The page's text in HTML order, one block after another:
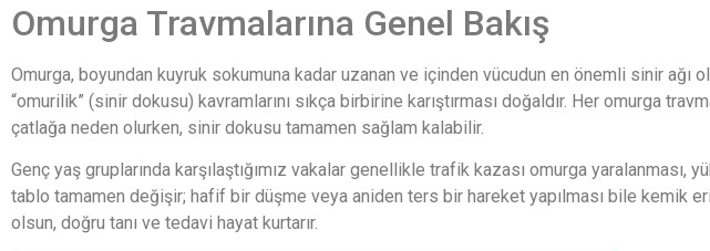
Omurga Travmalarına Genel Bakış
Omurga, boyundan kuyruk sokumuna kadar uzanan ve içinden vücudun en önemli sinir ağı
“omurilik” (sinir dokusu) kavramlarını sıkça birbirine karıştırması doğaldır. Her omurga
çatlağa neden olurken, sinir dokusu tamamen sağlam kalabilir.
Genç yaş gruplarında karşılaştığımız vakalar genellikle trafik kazası omurga yaralanması,
tablo tamamen değişir; hafif bir düşme veya aniden ters bir hareket yapılması bile kemik
olsun, doğru tanı ve tedavi hayat kurtarır.